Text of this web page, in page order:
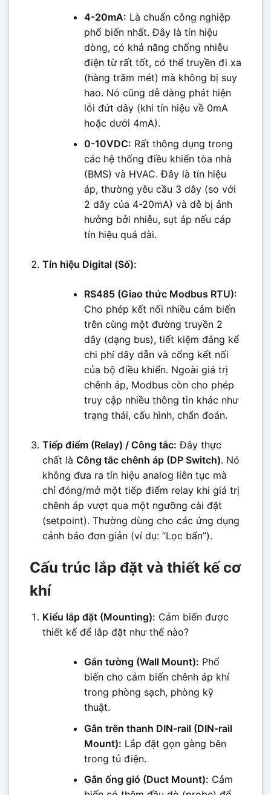
4-20mA: Là chuẩn công nghiệp
phổ biến nhất. Đây là tín hiệu
dòng, có khả năng chống nhiễu
điện từ rất tốt, có thể truyền đi xa
(hàng trăm mét) mà không bị suy
hao. Nó cũng dễ dàng phát hiện
lỗi đứt dây (khi tín hiệu về 0mA
hoặc dưới 4mA).
0-10VDC: Rất thông dụng trong
các hệ thống điều khiển tòa nhà
(BMS) và HVAC. Đây là tín hiệu
áp, thường yêu cầu 3 dây (so với
2 dây của 4-20mA) và dễ bị ảnh
hưởng bởi nhiễu, sụt áp nếu cáp
tín hiệu quá dài.
Tín hiệu Digital (Số):
RS485 (Giao thức Modbus RTU):
Cho phép kết nối nhiều cảm biến
trên cùng một đường truyền 2
dây (dạng bus), tiết kiệm đáng kể
chi phí dây dẫn và cổng kết nối
của bộ điều khiển. Ngoài giá trị
chênh áp, Modbus còn cho phép
truy cập nhiều thông tin khác như
trạng thái, cấu hình, chẩn đoán.
Tiếp điểm (Relay) / Công tắc: Đây thực
chất là Công tắc chênh áp (DP Switch). Nó
không đưa ra tín hiệu analog liên tục mà
chỉ đóng/mở một tiếp điểm relay khi giá trị
chênh áp vượt qua một ngưỡng cài đặt
(setpoint). Thường dùng cho các ứng dụng
cảnh báo đơn giản (ví dụ: “Lọc bẩn”).
Cấu trúc lắp đặt và thiết kế cơ
khí
Kiểu lắp đặt (Mounting): Cảm biến được
thiết kế để lắp đặt như thế nào?
Gắn tường (Wall Mount): Phổ
biến cho cảm biến chênh áp khí
trong phòng sạch, phòng kỹ
thuật.
Gắn trên thanh DIN-rail (DIN-rail
Mount): Lắp đặt gọn gàng bên
trong tủ điện.
Gắn ống gió (Duct Mount): Cảm